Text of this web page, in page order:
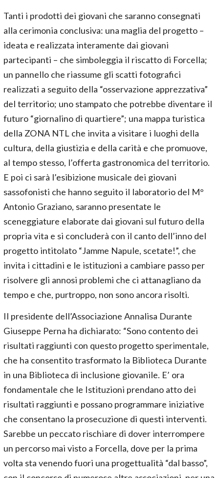
Tanti i prodotti dei giovani che saranno consegnati
alla cerimonia conclusiva: una maglia del progetto –
ideata e realizzata interamente dai giovani
partecipanti – che simboleggia il riscatto di Forcella;
un pannello che riassume gli scatti fotografici
realizzati a seguito della “osservazione apprezzativa”
del territorio; uno stampato che potrebbe diventare il
futuro “giornalino di quartiere”; una mappa turistica
della ZONA NTL che invita a visitare i luoghi della
cultura, della giustizia e della carità e che promuove,
al tempo stesso, l’offerta gastronomica del territorio.
E poi ci sarà l’esibizione musicale dei giovani
sassofonisti che hanno seguito il laboratorio del M°
Antonio Graziano, saranno presentate le
sceneggiature elaborate dai giovani sul futuro della
propria vita e si concluderà con il canto dell’inno del
progetto intitolato “Jamme Napule, scetate!”, che
invita i cittadini e le istituzioni a cambiare passo per
risolvere gli annosi problemi che ci attanagliano da
tempo e che, purtroppo, non sono ancora risolti.
Il presidente dell’Associazione Annalisa Durante
Giuseppe Perna ha dichiarato: “Sono contento dei
risultati raggiunti con questo progetto sperimentale,
che ha consentito trasformato la Biblioteca Durante
in una Biblioteca di inclusione giovanile. E’ ora
fondamentale che le Istituzioni prendano atto dei
risultati raggiunti e possano programmare iniziative
che consentano la prosecuzione di questi interventi.
Sarebbe un peccato rischiare di dover interrompere
un percorso mai visto a Forcella, dove per la prima
volta sta venendo fuori una progettualità “dal basso”,